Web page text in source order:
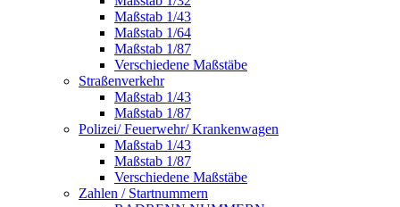
Maßstab 1/43
Maßstab 1/64
Maßstab 1/87
Verschiedene Maßstäbe
Straßenverkehr
Maßstab 1/43
Maßstab 1/87
Polizei/ Feuerwehr/ Krankenwagen
Maßstab 1/43
Maßstab 1/87
Verschiedene Maßstäbe
Zahlen / Startnummern